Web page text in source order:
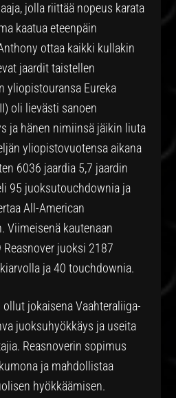
jolla riittää nopeus karata
kaatua eteenpäin
ottaa kaikki kullakin
jaardit taistellen
yliopistouransa Eureka
oli lievästi sanoen
ja hänen nimiinsä jäikin liuta
yliopistovuotensa aikana
6036 jaardia 5,7 jaardin
95 juoksutouchdownia ja
All-American
Viimeisenä kautenaan
juoksi 2187
ja 40 touchdownia.
jokaisena Vaahteraliiga-
juoksuhyökkäys ja useita
Reasnoverin sopimus
ja mahdollistaa
hyökkäämisen.